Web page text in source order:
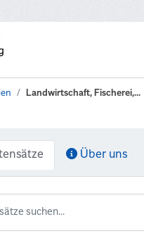
Landwirtschaft, Fischerei,...
Über uns